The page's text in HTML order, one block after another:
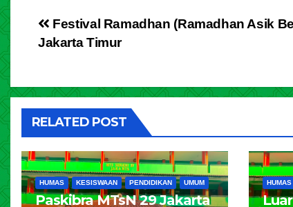
Festival Ramadhan (Ramadhan Asik
Jakarta Timur
RELATED POST
HUMAS KESISWAAN PENDIDIKAN UMUM
Paskibra MTsN 29 Jakarta
HUMAS